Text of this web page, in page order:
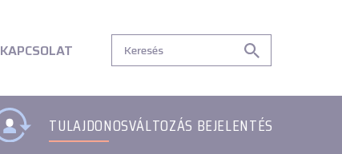
KAPCSOLAT
TULAJDONOSVÁLTOZÁS BEJELENTÉS